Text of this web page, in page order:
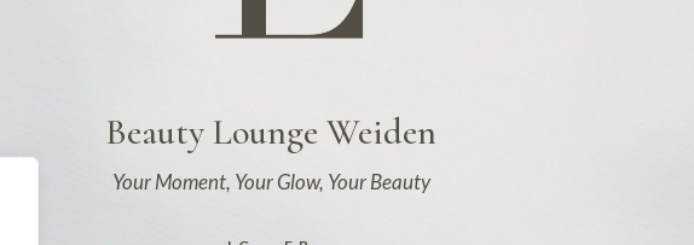
Beauty Lounge Weiden
Your Moment, Your Glow, Your Beauty